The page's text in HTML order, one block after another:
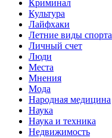
Криминал
Культура
Лайфхаки
Летние виды спорта
Личный счет
Люди
Места
Мнения
Мода
Народная медицина
Наука
Наука и техника
Недвижимость